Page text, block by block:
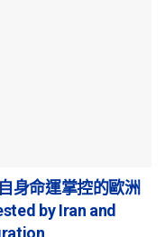
身命運掌控的歐洲
by Iran and